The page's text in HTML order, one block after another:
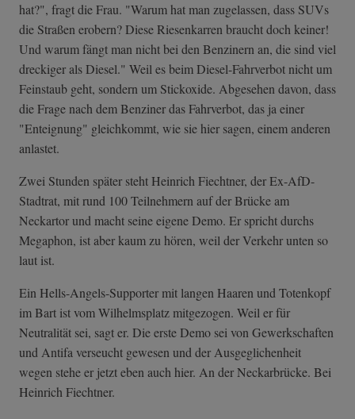
hat?", fragt die Frau. "Warum hat man zugelassen, dass SUVs
die Straßen erobern? Diese Riesenkarren braucht doch keiner!
Und warum fängt man nicht bei den Benzinern an, die sind viel
dreckiger als Diesel." Weil es beim Diesel-Fahrverbot nicht um
Feinstaub geht, sondern um Stickoxide. Abgesehen davon, dass
die Frage nach dem Benziner das Fahrverbot, das ja einer
"Enteignung" gleichkommt, wie sie hier sagen, einem anderen
anlastet.
Zwei Stunden später steht Heinrich Fiechtner, der Ex-AfD-
Stadtrat, mit rund 100 Teilnehmern auf der Brücke am
Neckartor und macht seine eigene Demo. Er spricht durchs
Megaphon, ist aber kaum zu hören, weil der Verkehr unten so
laut ist.
Ein Hells-Angels-Supporter mit langen Haaren und Totenkopf
im Bart ist vom Wilhelmsplatz mitgezogen. Weil er für
Neutralität sei, sagt er. Die erste Demo sei von Gewerkschaften
und Antifa verseucht gewesen und der Ausgeglichenheit
wegen stehe er jetzt eben auch hier. An der Neckarbrücke. Bei
Heinrich Fiechtner.